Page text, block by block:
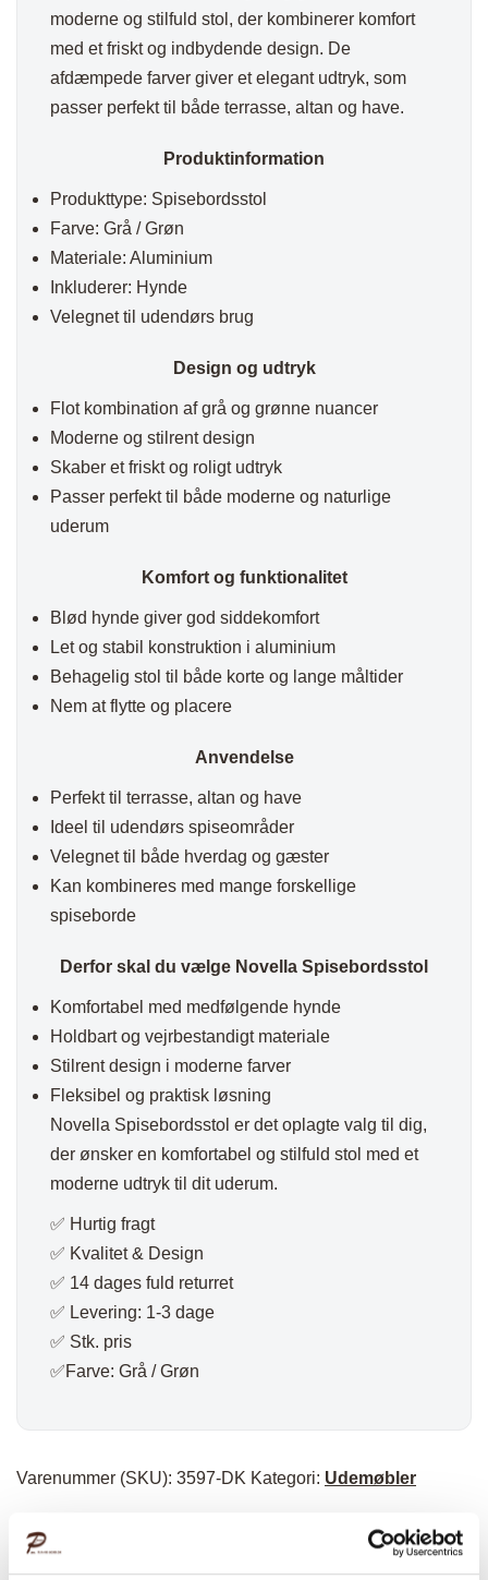
moderne og stilfuld stol, der kombinerer komfort
med et friskt og indbydende design. De
afdæmpede farver giver et elegant udtryk, som
passer perfekt til både terrasse, altan og have.
Produktinformation
Produkttype: Spisebordsstol
Farve: Grå / Grøn
Materiale: Aluminium
Inkluderer: Hynde
Velegnet til udendørs brug
Design og udtryk
Flot kombination af grå og grønne nuancer
Moderne og stilrent design
Skaber et friskt og roligt udtryk
Passer perfekt til både moderne og naturlige
uderum
Komfort og funktionalitet
Blød hynde giver god siddekomfort
Let og stabil konstruktion i aluminium
Behagelig stol til både korte og lange måltider
Nem at flytte og placere
Anvendelse
Perfekt til terrasse, altan og have
Ideel til udendørs spiseområder
Velegnet til både hverdag og gæster
Kan kombineres med mange forskellige
spiseborde
Derfor skal du vælge Novella Spisebordsstol
Komfortabel med medfølgende hynde
Holdbart og vejrbestandigt materiale
Stilrent design i moderne farver
Fleksibel og praktisk løsning
Novella Spisebordsstol er det oplagte valg til dig,
der ønsker en komfortabel og stilfuld stol med et
moderne udtryk til dit uderum.
✅ Hurtig fragt
✅ Kvalitet & Design
✅ 14 dages fuld returret
✅ Levering: 1-3 dage
✅ Stk. pris
✅Farve: Grå / Grøn
Varenummer (SKU): 3597-DK Kategori: Udemøbler
Specifikationer: